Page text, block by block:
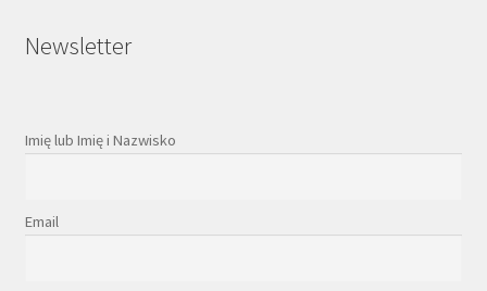
Newsletter
Imię lub Imię i Nazwisko
Email